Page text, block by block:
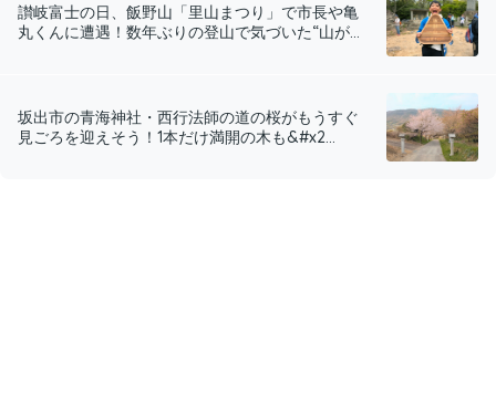
讃岐富士の日、飯野山「里山まつり」で市長や亀
丸くんに遭遇！数年ぶりの登山で気づいた“山が...
坂出市の青海神社・西行法師の道の桜がもうすぐ
見ごろを迎えそう！1本だけ満開の木も&#x2...